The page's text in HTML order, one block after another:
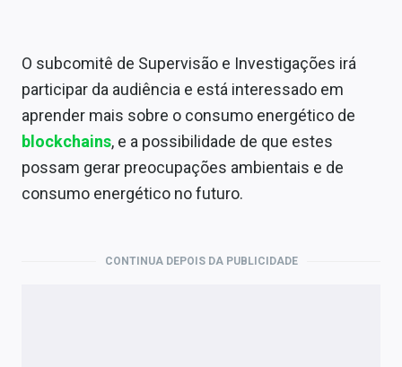
O subcomitê de Supervisão e Investigações irá
participar da audiência e está interessado em
aprender mais sobre o consumo energético de
blockchains, e a possibilidade de que estes
possam gerar preocupações ambientais e de
consumo energético no futuro.
CONTINUA DEPOIS DA PUBLICIDADE